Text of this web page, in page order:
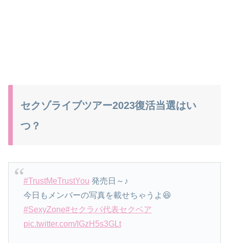
セクゾライブツアー2023復活当選はい
つ？
#TrustMeTrustYou 発売日～♪
今日もメンバーの写真を載せちゃうよ😆
#SexyZone#セクラバ代表セクベア
pic.twitter.com/IGzH5s3GLt